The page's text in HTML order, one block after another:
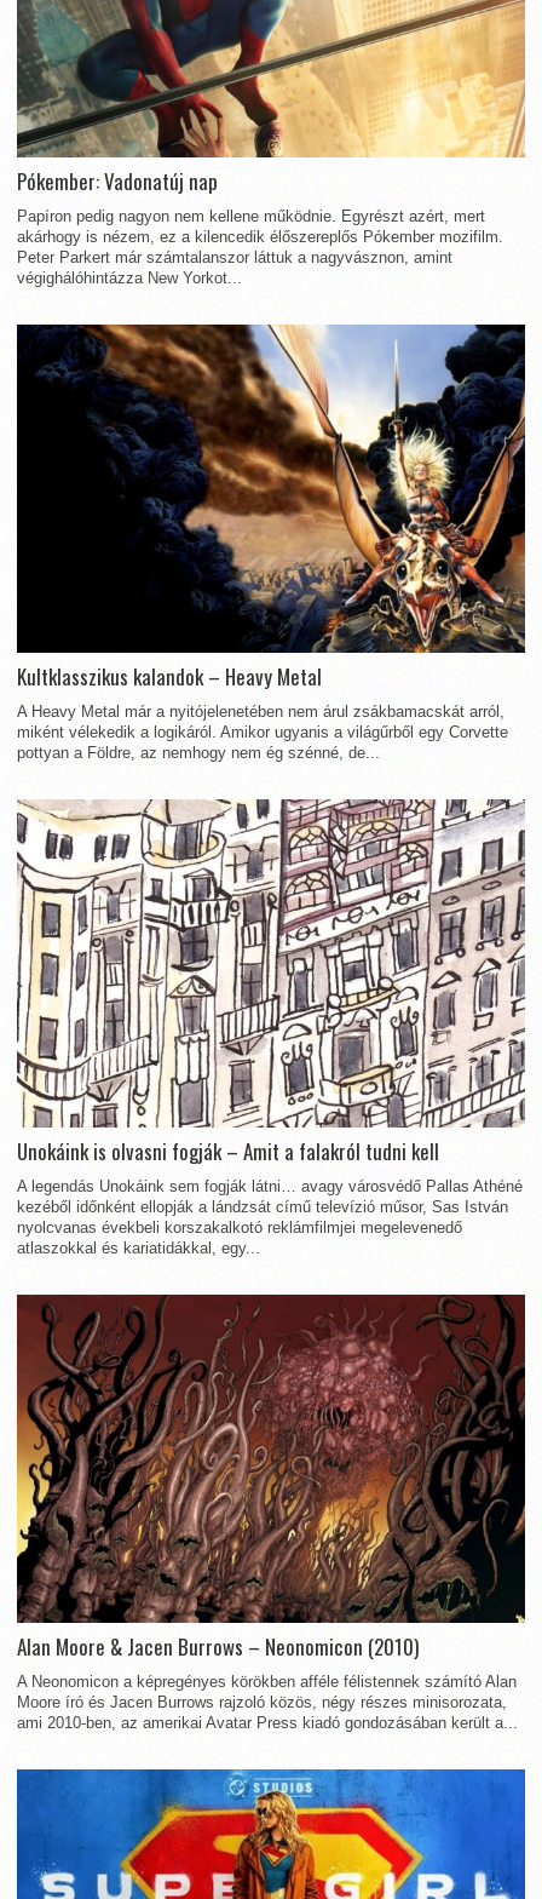
Pókember: Vadonatúj nap
Papíron pedig nagyon nem kellene működnie. Egyrészt azért, mert
akárhogy is nézem, ez a kilencedik élőszereplős Pókember mozifilm.
Peter Parkert már számtalanszor láttuk a nagyvásznon, amint
végighálóhintázza New Yorkot...
Kultklasszikus kalandok – Heavy Metal
A Heavy Metal már a nyitójelenetében nem árul zsákbamacskát arról,
miként vélekedik a logikáról. Amikor ugyanis a világűrből egy Corvette
pottyan a Földre, az nemhogy nem ég szénné, de...
Unokáink is olvasni fogják – Amit a falakról tudni kell
A legendás Unokáink sem fogják látni… avagy városvédő Pallas Athéné
kezéből időnként ellopják a lándzsát című televízió műsor, Sas István
nyolcvanas évekbeli korszakalkotó reklámfilmjei megelevenedő
atlaszokkal és kariatidákkal, egy...
Alan Moore & Jacen Burrows – Neonomicon (2010)
A Neonomicon a képregényes körökben afféle félistennek számító Alan
Moore író és Jacen Burrows rajzoló közös, négy részes minisorozata,
ami 2010-ben, az amerikai Avatar Press kiadó gondozásában került a...